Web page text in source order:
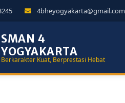
4bheyogyakarta@gmail.com
SMAN 4
YOGYAKARTA
Berkarakter Kuat, Berprestasi Hebat